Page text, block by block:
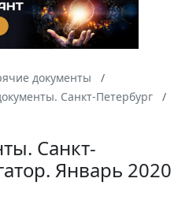
документы
Санкт-Петербург
Санкт-
Январь 2020